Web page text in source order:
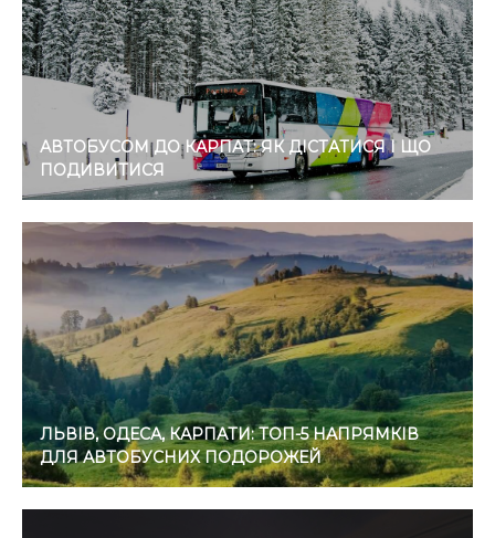
АВТОБУСОМ ДО КАРПАТ: ЯК ДІСТАТИСЯ І ЩО
ПОДИВИТИСЯ
ЛЬВІВ, ОДЕСА, КАРПАТИ: ТОП-5 НАПРЯМКІВ
ДЛЯ АВТОБУСНИХ ПОДОРОЖЕЙ